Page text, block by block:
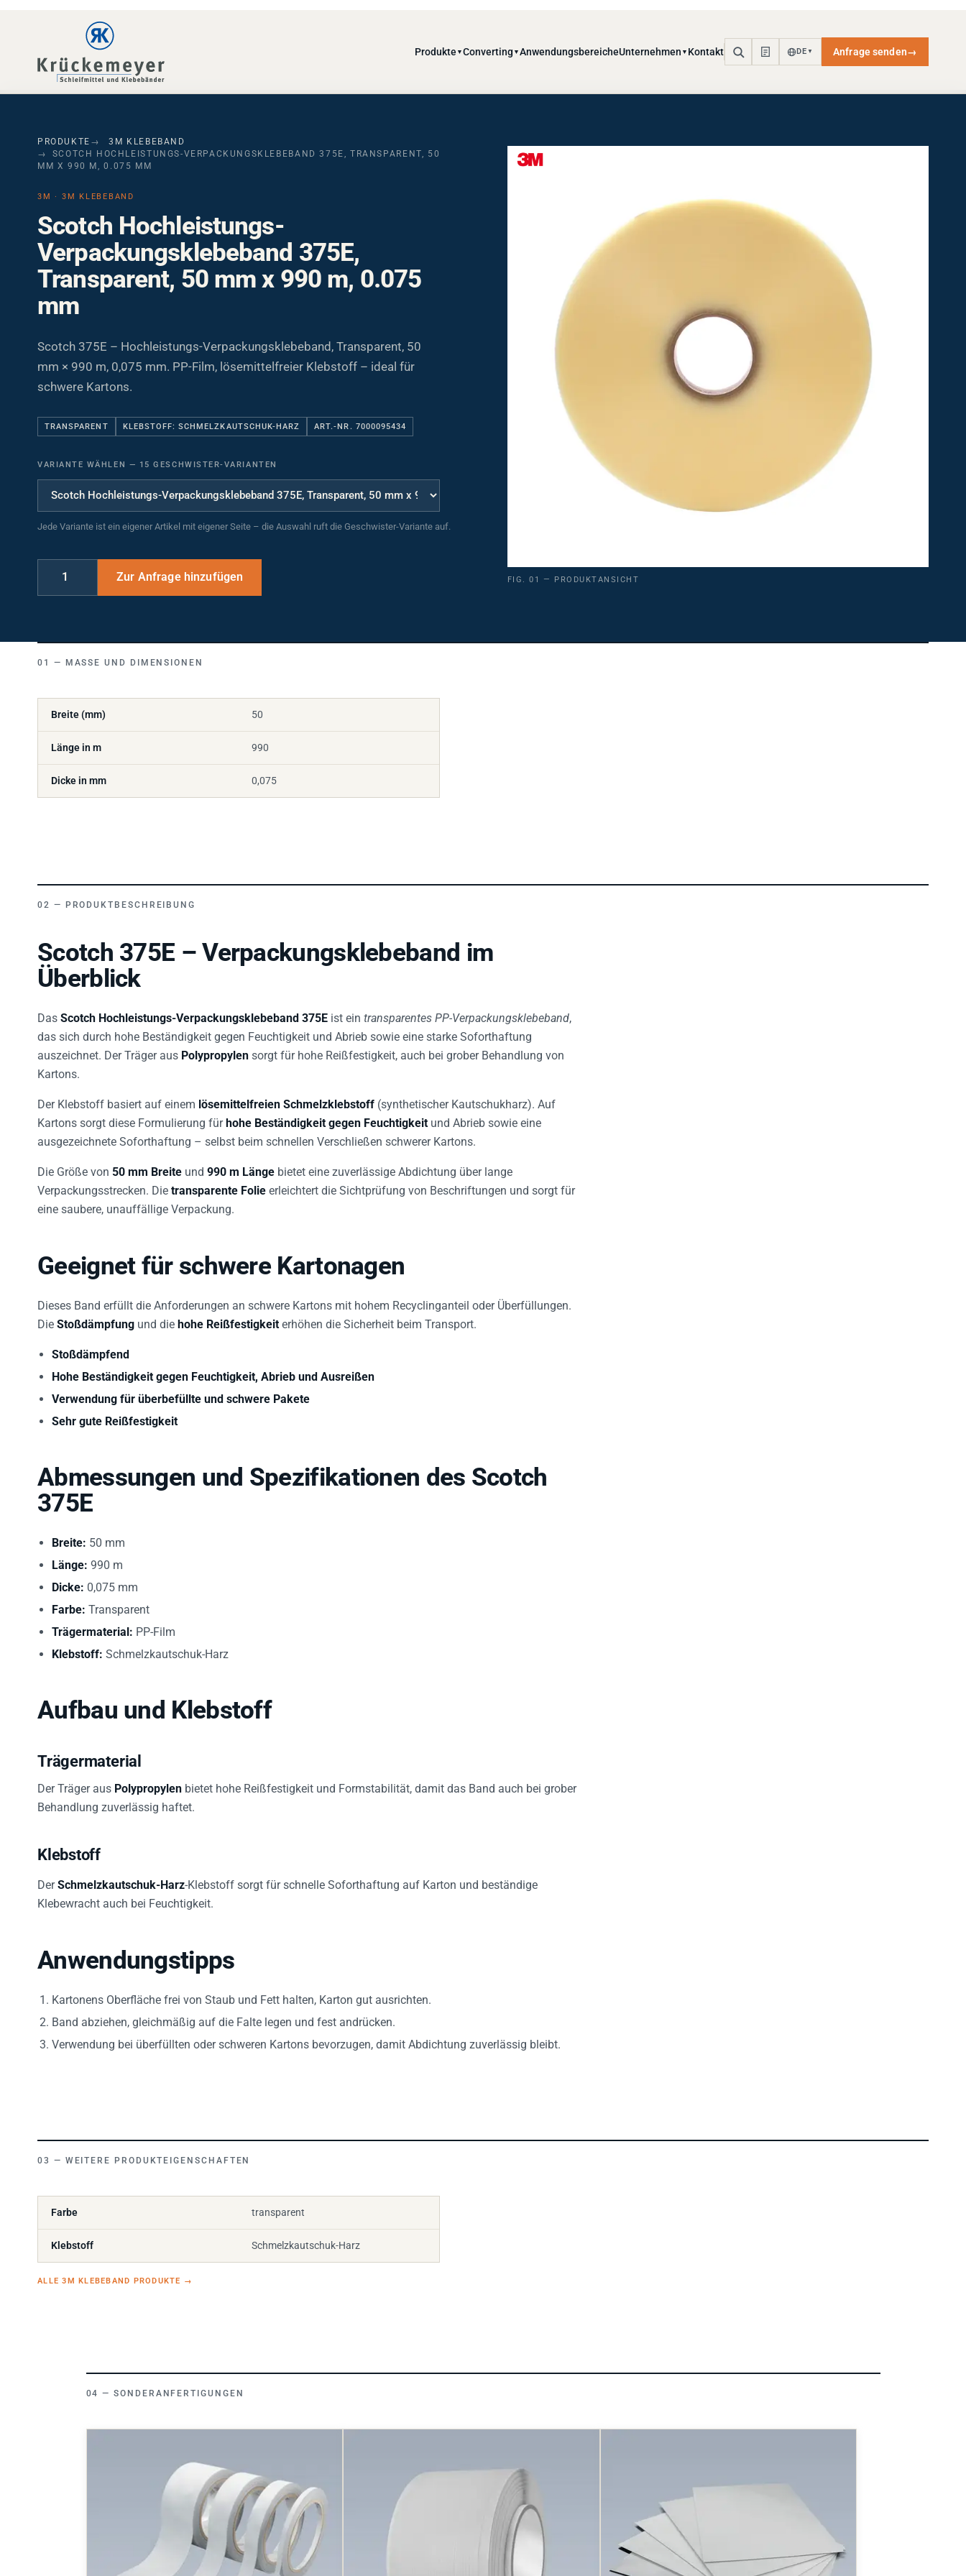
Kontakt DE
PRODUKTE
3M KLEBEBAND
SCOTCH HOCHLEISTUNGS-VERPACKUNGSKLEBEBAND 375E, TRANSPARENT, 50
MM X 990 M, 0.075 MM
Scotch Hochleistungs-
Verpackungsklebeband 375E,
Transparent, 50 mm x 990 m, 0.075
mm
Scotch 375E – Hochleistungs-Verpackungsklebeband, Transparent, 50
mm × 990 m, 0,075 mm. PP-Film, lösemittelfreier Klebstoff – ideal für
schwere Kartons.
TRANSPARENT KLEBSTOFF: SCHMELZKAUTSCHUK-HARZ ART.-NR. 7000095434
VARIANTE WÄHLEN
Jede Variante ist ein eigener Artikel mit eigener Seite – die Auswahl ruft die Geschwister-Variante auf.
MASSE UND DIMENSIONEN
Breite (mm) 50
Länge in m 990
Dicke in mm 0,075
PRODUKTBESCHREIBUNG
Scotch 375E – Verpackungsklebeband im
Überblick
Das Scotch Hochleistungs-Verpackungsklebeband 375E ist ein transparentes PP-Verpackungsklebeband
das sich durch hohe Beständigkeit gegen Feuchtigkeit und Abrieb sowie eine starke Soforthaftung
auszeichnet. Der Träger aus Polypropylen sorgt für hohe Reißfestigkeit, auch bei grober Behandlung von
Kartons.
Der Klebstoff basiert auf einem lösemittelfreien Schmelzklebstoff (synthetischer Kautschukharz). Auf
Kartons sorgt diese Formulierung fürhohe Beständigkeit gegen Feuchtigkeit und Abrieb sowie eine
ausgezeichnete Soforthaftung – selbst beim schnellen Verschließen schwerer Kartons.
Die Größe von 50 mm Breite und 990 m Länge bietet eine zuverlässige Abdichtung über lange
Verpackungsstrecken. Die transparente Folie erleichtert die Sichtprüfung von Beschriftungen und sorgt für
eine saubere, unauffällige Verpackung.
Geeignet für schwere Kartonagen
Dieses Band erfüllt die Anforderungen an schwere Kartons mit hohem Recyclinganteil oder Überfüllungen.
Die Stoßdämpfung und die hohe Reißfestigkeit erhöhen die Sicherheit beim Transport.
Stoßdämpfend
Hohe Beständigkeit gegen Feuchtigkeit, Abrieb und Ausreißen
Verwendung für überbefüllte und schwere Pakete
Sehr gute Reißfestigkeit
Abmessungen und Spezifikationen des Scotch
375E
Breite: 50 mm
Länge: 990 m
Dicke: 0,075 mm
Farbe: Transparent
Trägermaterial: PP-Film
Klebstoff: Schmelzkautschuk-Harz
Aufbau und Klebstoff
Trägermaterial
Der Träger aus Polypropylen bietet hohe Reißfestigkeit und Formstabilität, damit das Band auch bei grober
Behandlung zuverlässig haftet.
Klebstoff
Der Schmelzkautschuk-Harz -Klebstoff sorgt für schnelle Soforthaftung auf Karton und beständige
Klebewracht auch bei Feuchtigkeit.
Anwendungstipps
Kartonens Oberfläche frei von Staub und Fett halten, Karton gut ausrichten.
Band abziehen, gleichmäßig auf die Falte legen und fest andrücken.
Verwendung bei überfüllten oder schweren Kartons bevorzugen, damit Abdichtung zuverlässig bleibt.
WEITERE PRODUKTEIGENSCHAFTEN
Farbe
Klebstoff Schmelzkautschuk-Harz
SONDERANFERTIGUNGEN